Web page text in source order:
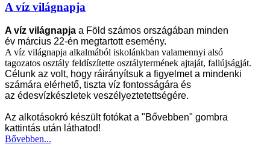
A víz világnapja
A víz világnapja a Föld számos országában minden
év március 22-én megtartott esemény.
A víz világnapja alkalmából iskolánkban valamennyi alsó
tagozatos osztály feldíszítette osztálytermének ajtaját, faliújságját.
Célunk az volt, hogy ráirányítsuk a figyelmet a mindenki
számára elérhető, tiszta víz fontosságára és
az édesvízkészletek veszélyeztetettségére.
Az alkotásokró készült fotókat a "Bővebben" gombra
kattintás után láthatod!
Bővebben...